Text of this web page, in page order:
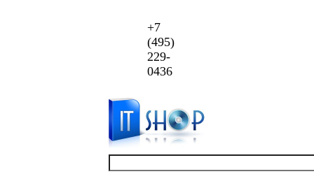
+7
(495)
229-
0436